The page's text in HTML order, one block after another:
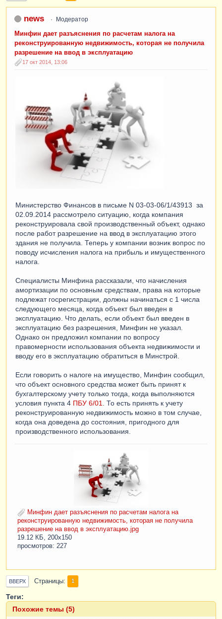
news Модератор
Минфин дает разъяснения по расчетам налога на
реконструированную недвижимость, которая не получила
разрешение на ввод в эксплуатацию
17 окт 2014, 13:06
Министерство Финансов в письме N 03-03-06/1/43913 за
02.09.2014 рассмотрело ситуацию, когда компания
реконструировала свой производственный объект, однако
после работ разрешение на ввод в эксплуатацию этого
здания не получила. Теперь у компании возник вопрос по
поводу исчисления налога на прибыль и имущественного
налога.
Специалисты Минфина рассказали, что начисления
амортизации по основным средствам, права на которые
подлежат госрегистрации, должны начинаться с 1 числа
следующего месяца, когда объект был введен в
эксплуатацию. Что делать, если объект был введен в
эксплуатацию без разрешения, Минфин не указал.
Однако он предложил компании по вопросу
правомерности использования объекта недвижимости и
вводу его в эксплуатацию обратиться в Минстрой.
Если говорить о налоге на имущество, Минфин сообщил,
что объект основного средства может быть принят к
бухгалтерскому учету только тогда, когда выполняются
условия пункта 4 ПБУ 6/01
. То есть принять к учету
реконструированную недвижимость можно в том случае,
когда она доведена до состояния, пригодного для
производственного использования.
Минфин дает разъяснения по расчетам налога на
реконструированную недвижимость, которая не получила
разрешение на ввод в эксплуатацию.jpg
19.12 КБ, 200x150
просмотров: 227
ВВЕРХ Страницы 1
Теги:
Похожие темы (5)